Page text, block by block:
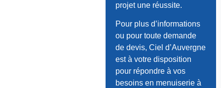
projet une réussite.
Pour plus d’informations
ou pour toute demande
de devis, Ciel d’Auvergne
est à votre disposition
pour répondre à vos
besoins en menuiserie à